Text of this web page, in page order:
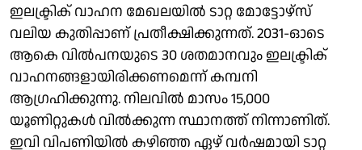
ഇലക്ട്രിക് വാഹന മേഖലയിൽ ടാറ്റ മോട്ടോഴ്‌സ്
വലിയ കുതിപ്പാണ് പ്രതീക്ഷിക്കുന്നത്. 2031-ഓടെ
ആകെ വിൽപനയുടെ 30 ശതമാനവും ഇലക്ട്രിക്
വാഹനങ്ങളായിരിക്കണമെന്ന് കമ്പനി
ആഗ്രഹിക്കുന്നു. നിലവിൽ മാസം 15,000
യൂണിറ്റുകൾ വിൽക്കുന്ന സ്ഥാനത്ത് നിന്നാണിത്.
ഇവി വിപണിയിൽ കഴിഞ്ഞ ഏഴ് വർഷമായി ടാറ്റ